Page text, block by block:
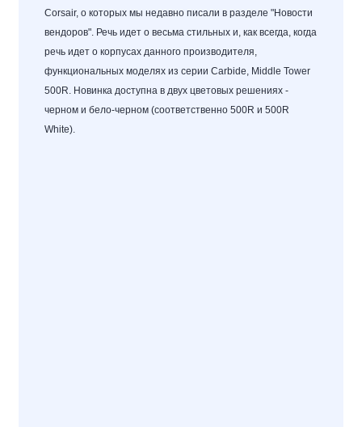
Corsair, о которых мы недавнописали в разделе "Новости
вендоров". Речь идет о весьма стильных и, как всегда, когда
речь идет о корпусах данного производителя,
функциональных моделях из серии Carbide, Middle Tower
500R. Новинка доступна в двух цветовых решениях -
черном ибело-черном (соответственно 500R и 500R
White).